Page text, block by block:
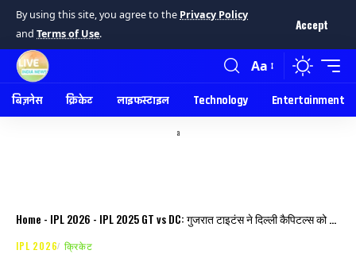
By using this site, you agree to the Privacy Policy
and Terms of Use.
Accept
Aa
बिज़नेस क्रिकेट लाइफस्टाइल Technology Entertainment
a
Home - IPL 2026 - IPL 2025 GT vs DC: गुजरात टाइटंस ने दिल्ली कैपिटल्स को हरा कर प्लेऑफ में बनाई जगह।
IPL 2026 क्रिकेट